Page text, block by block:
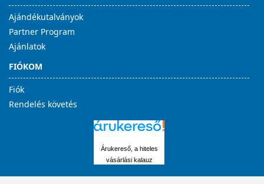
Ajándékutalványok
Partner Program
Ajánlatok
FIÓKOM
Fiók
Rendelés követés
Árukereső, a hiteles
vásárlási kalauz